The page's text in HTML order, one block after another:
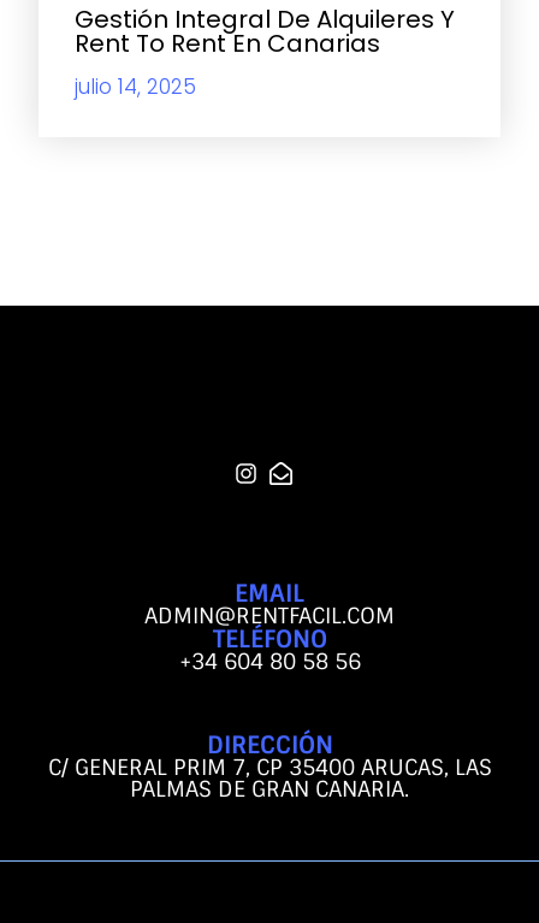
Gestión Integral De Alquileres Y
Rent To Rent En Canarias
julio 14, 2025
EMAIL
ADMIN@RENTFACIL.COM
TELÉFONO
+34 604 80 58 56
DIRECCIÓN
C/ GENERAL PRIM 7, CP 35400 ARUCAS, LAS
PALMAS DE GRAN CANARIA.